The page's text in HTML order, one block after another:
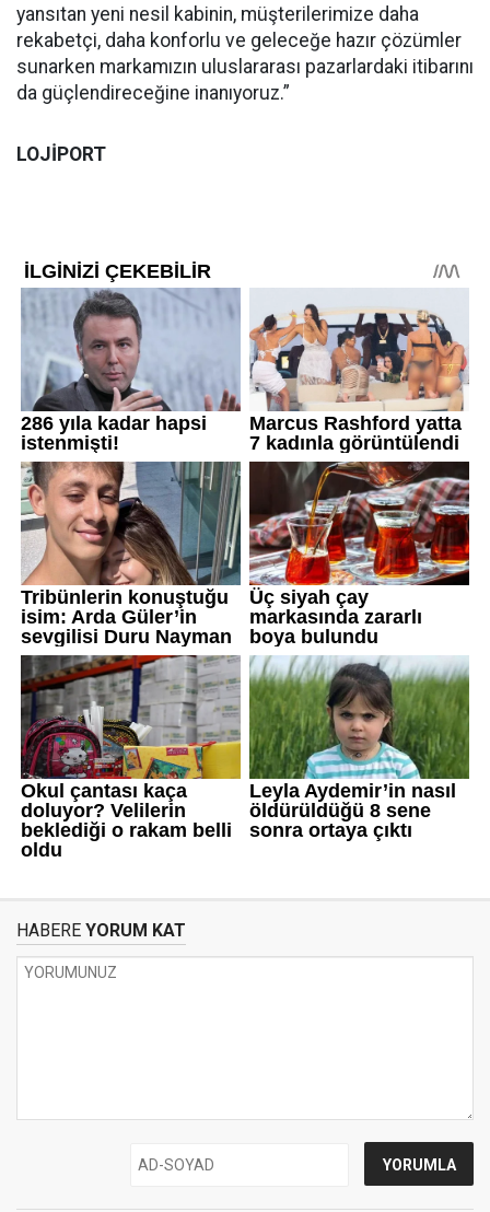
yansıtan yeni nesil kabinin, müşterilerimize daha
rekabetçi, daha konforlu ve geleceğe hazır çözümler
sunarken markamızın uluslararası pazarlardaki itibarını
da güçlendireceğine inanıyoruz.”
LOJİPORT
HABERE YORUM KAT